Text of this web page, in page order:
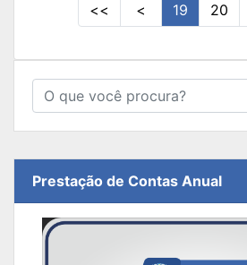
<< < 19 20
Prestação de Contas Anual